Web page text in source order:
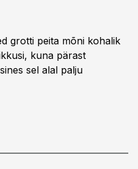
grotti peita mõni kohalik
kuna pärast
sel alal palju